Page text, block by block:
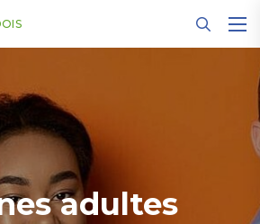
adultes
cookies